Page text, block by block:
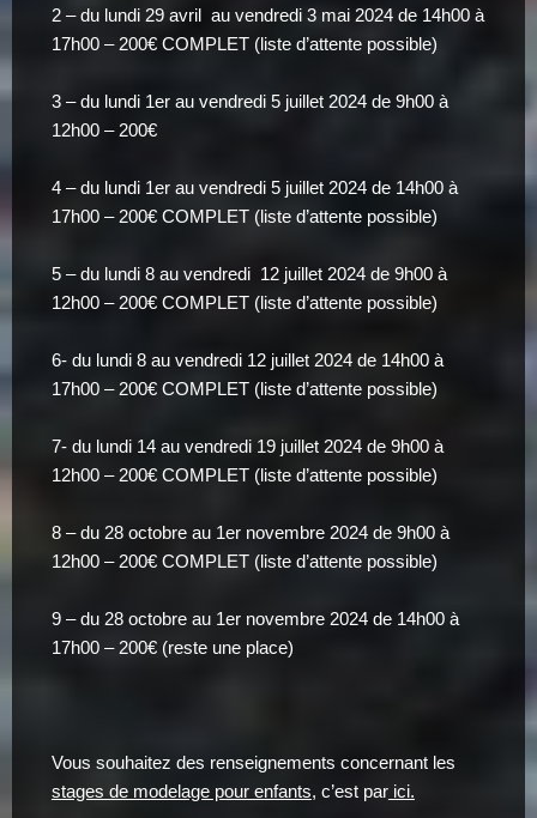
2 – du lundi 29 avril au vendredi 3 mai 2024 de 14h00 à
17h00 – 200€ COMPLET (liste d’attente possible)
3 – du lundi 1er au vendredi 5 juillet 2024 de 9h00 à
12h00 – 200€
4 – du lundi 1er au vendredi 5 juillet 2024 de 14h00 à
17h00 – 200€ COMPLET (liste d’attente possible)
5 – du lundi 8 au vendredi 12 juillet 2024 de 9h00 à
12h00 – 200€ COMPLET (liste d’attente possible)
6- du lundi 8 au vendredi 12 juillet 2024 de 14h00 à
17h00 – 200€ COMPLET (liste d’attente possible)
7- du lundi 14 au vendredi 19 juillet 2024 de 9h00 à
12h00 – 200€ COMPLET (liste d’attente possible)
8 – du 28 octobre au 1er novembre 2024 de 9h00 à
12h00 – 200€ COMPLET (liste d’attente possible)
9 – du 28 octobre au 1er novembre 2024 de 14h00 à
17h00 – 200€ (reste une place)
Vous souhaitez des renseignements concernant les
stages de modelage pour enfants, c’est parici.